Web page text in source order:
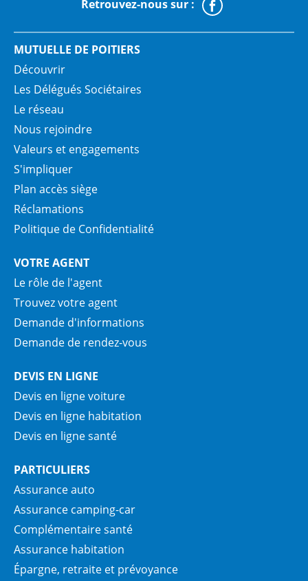
Retrouvez-nous sur :
MUTUELLE DE POITIERS
Découvrir
Les Délégués Sociétaires
Le réseau
Nous rejoindre
Valeurs et engagements
S'impliquer
Plan accès siège
Réclamations
Politique de Confidentialité
VOTRE AGENT
Le rôle de l'agent
Trouvez votre agent
Demande d'informations
Demande de rendez-vous
DEVIS EN LIGNE
Devis en ligne voiture
Devis en ligne habitation
Devis en ligne santé
PARTICULIERS
Assurance auto
Assurance camping-car
Complémentaire santé
Assurance habitation
Épargne, retraite et prévoyance